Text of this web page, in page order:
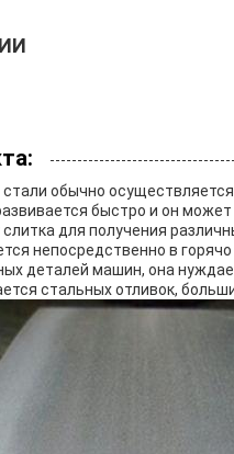
обычно
быстро и он
для получения
непосредственно в
деталей машин, она
стальных отливок,